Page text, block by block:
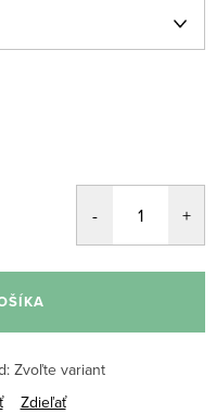
Zvoľte variant
Zdieľať